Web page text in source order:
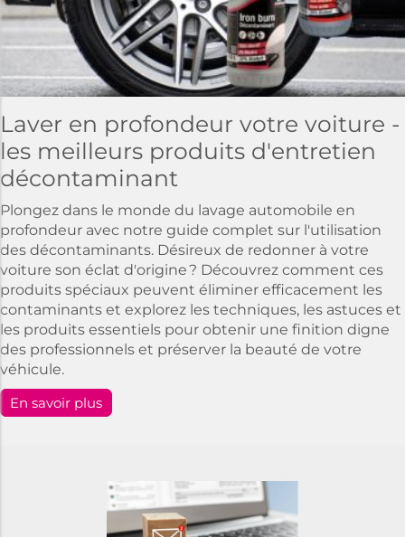
Laver en profondeur votre voiture -
les meilleurs produits d'entretien
décontaminant
Plongez dans le monde du lavage automobile en
profondeur avec notre guide complet sur l'utilisation
des décontaminants. Désireux de redonner à votre
voiture son éclat d'origine ? Découvrez comment ces
produits spéciaux peuvent éliminer efficacement les
contaminants et explorez les techniques, les astuces et
les produits essentiels pour obtenir une finition digne
des professionnels et préserver la beauté de votre
véhicule.
En savoir plus